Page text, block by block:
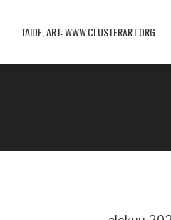
TAIDE, ART: WWW.CLUSTERART.ORG